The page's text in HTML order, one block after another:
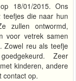
18/01/2015. Ons
die naar hun
zullen ontwormd,
voor vetrek samen
Zowel reu als teefje
Zeer
kinderen, andere
contact op.